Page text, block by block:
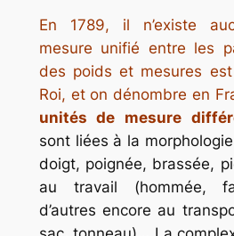
En 1789, il n’existe
mesure unifié entre les
des poids et mesures
Roi, et on dénombre en
unités de mesure
sont liées à la
doigt, poignée, brassée,
au travail (hommée,
d’autres encore au